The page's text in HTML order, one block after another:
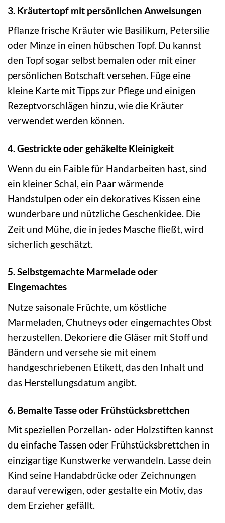
3. Kräutertopf mit persönlichen Anweisungen
Pflanze frische Kräuter wie Basilikum, Petersilie
oder Minze in einen hübschen Topf. Du kannst
den Topf sogar selbst bemalen oder mit einer
persönlichen Botschaft versehen. Füge eine
kleine Karte mit Tipps zur Pflege und einigen
Rezeptvorschlägen hinzu, wie die Kräuter
verwendet werden können.
4. Gestrickte oder gehäkelte Kleinigkeit
Wenn du ein Faible für Handarbeiten hast, sind
ein kleiner Schal, ein Paar wärmende
Handstulpen oder ein dekoratives Kissen eine
wunderbare und nützliche Geschenkidee. Die
Zeit und Mühe, die in jedes Masche fließt, wird
sicherlich geschätzt.
5. Selbstgemachte Marmelade oder
Eingemachtes
Nutze saisonale Früchte, um köstliche
Marmeladen, Chutneys oder eingemachtes Obst
herzustellen. Dekoriere die Gläser mit Stoff und
Bändern und versehe sie mit einem
handgeschriebenen Etikett, das den Inhalt und
das Herstellungsdatum angibt.
6. Bemalte Tasse oder Frühstücksbrettchen
Mit speziellen Porzellan- oder Holzstiften kannst
du einfache Tassen oder Frühstücksbrettchen in
einzigartige Kunstwerke verwandeln. Lasse dein
Kind seine Handabdrücke oder Zeichnungen
darauf verewigen, oder gestalte ein Motiv, das
dem Erzieher gefällt.